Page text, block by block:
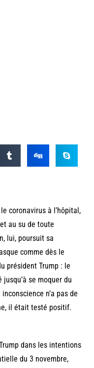
coronavirus à l’hôpital,
au su de toute
lui, poursuit sa
comme dès le
président Trump : le
se moquer du
n’a pas de
il était testé positif.
dans les intentions
du 3 novembre,